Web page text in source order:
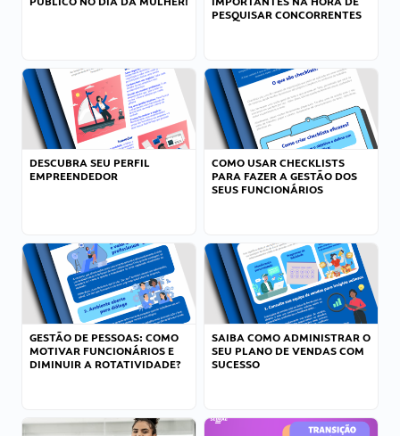
PESQUISAR CONCORRENTES
DESCUBRA SEU PERFIL
EMPREENDEDOR
COMO USAR CHECKLISTS
PARA FAZER A GESTÃO DOS
SEUS FUNCIONÁRIOS
GESTÃO DE PESSOAS: COMO
MOTIVAR FUNCIONÁRIOS E
DIMINUIR A ROTATIVIDADE?
SAIBA COMO ADMINISTRAR O
SEU PLANO DE VENDAS COM
SUCESSO